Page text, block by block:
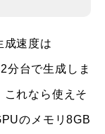
速度は
分台で生成しま
これなら使えそ
のメモリ8GB